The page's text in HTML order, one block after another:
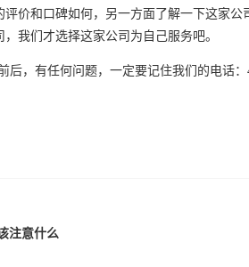
价和口碑如何，另一方面了解一下这家
我们才选择这家公司为自己服务吧。
有任何问题，一定要记住我们的电话：
注意什么